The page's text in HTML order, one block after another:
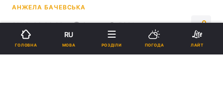
АНЖЕЛА БАЧЕВСЬКА
21:12, 06.06.26 2 хв. 5301
Підпишіться на нас в Google
ГОЛОВНА
RU
МОВА РОЗДІЛИ ПОГОДА ЛАЙТ